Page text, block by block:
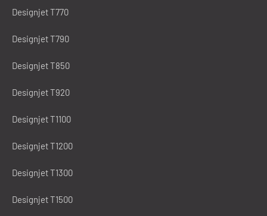
Designjet T770
Designjet T790
Designjet T850
Designjet T920
Designjet T1100
Designjet T1200
Designjet T1300
Designjet T1500